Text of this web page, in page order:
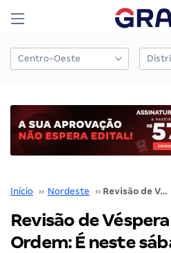
Início ›› Nordeste ›› Revisão de Véspera XXIV Exame de Ordem: É neste sábado, 18 de novembro, a partir das 8 horas. Não perca!
Revisão de
Ordem: É neste